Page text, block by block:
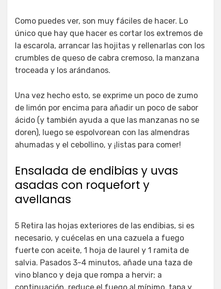
Como puedes ver, son muy fáciles de hacer. Lo
único que hay que hacer es cortar los extremos de
la escarola, arrancar las hojitas y rellenarlas con los
crumbles de queso de cabra cremoso, la manzana
troceada y los arándanos.
Una vez hecho esto, se exprime un poco de zumo
de limón por encima para añadir un poco de sabor
ácido (y también ayuda a que las manzanas no se
doren), luego se espolvorean con las almendras
ahumadas y el cebollino, y ¡listas para comer!
Ensalada de endibias y uvas
asadas con roquefort y
avellanas
5 Retira las hojas exteriores de las endibias, si es
necesario, y cuécelas en una cazuela a fuego
fuerte con aceite, 1 hoja de laurel y 1 ramita de
salvia. Pasados 3-4 minutos, añade una taza de
vino blanco y deja que rompa a hervir; a